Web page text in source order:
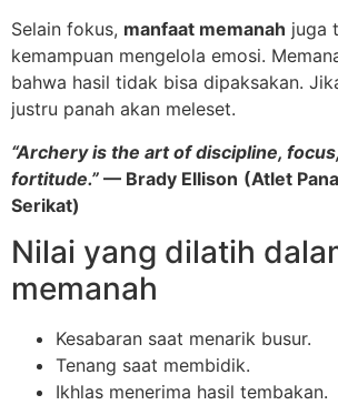
Selain fokus, manfaat memanah juga
kemampuan mengelola emosi.
bahwa hasil tidak bisa dipaksakan.
justru panah akan meleset.
“Archery is the art of discipline,
fortitude.” — Brady Ellison (Atlet
Serikat)
Nilai yang dilatih
memanah
Kesabaran saat menarik busur.
Tenang saat membidik.
Ikhlas menerima hasil tembakan.